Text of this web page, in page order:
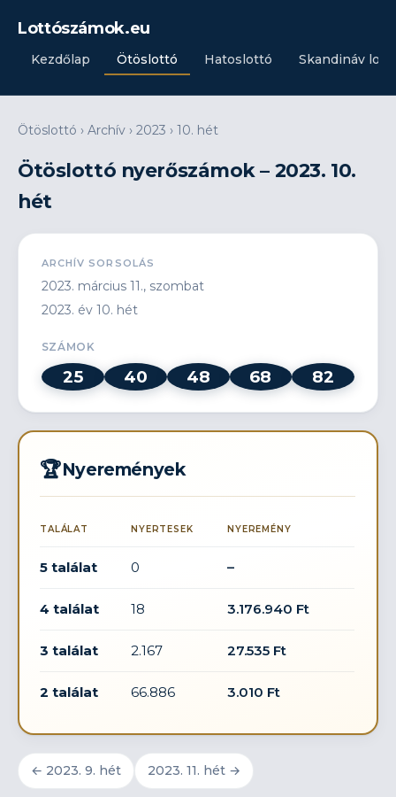
Lottószámok.eu
Kezdőlap Ötöslottó Hatoslottó Skandináv
Ötöslottó › Archív › 2023 › 10. hét
Ötöslottó nyerőszámok – 2023. 10.
hét
ARCHÍV SORSOLÁS
2023. március 11., szombat
2023. év 10. hét
SZÁMOK
25 40 48 68 82
🏆Nyeremények
TALÁLAT NYERTESEK NYEREMÉNY
5 találat 0 –
4 találat 18 3.176.940 Ft
3 találat 2.167 27.535 Ft
2 találat 66.886 3.010 Ft
← 2023. 9. hét 2023. 11. hét →